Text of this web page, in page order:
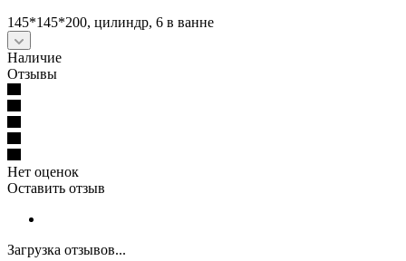
145*145*200, цилиндр, 6 в ванне
Наличие
Отзывы
Нет оценок
Оставить отзыв
Загрузка отзывов...